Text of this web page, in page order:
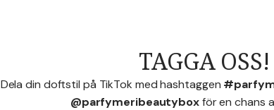
TAGGA OSS!
Dela din doftstil på TikTok med hashtaggen
@parfymeribeautyboxför en chans